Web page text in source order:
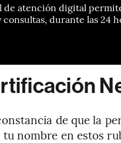
de atención digital
durante las 24
de que la
nombre en estos